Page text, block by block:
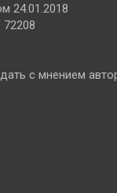
24.01.2018
с мнением